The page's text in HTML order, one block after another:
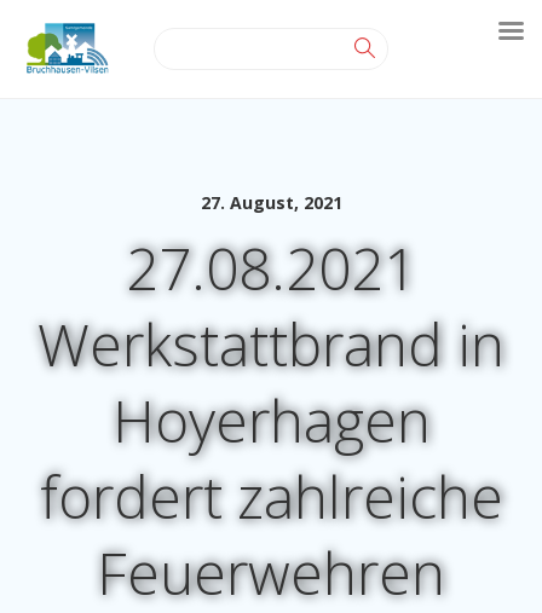
27. August, 2021
27.08.2021
Werkstattbrand in
Hoyerhagen
fordert zahlreiche
Feuerwehren